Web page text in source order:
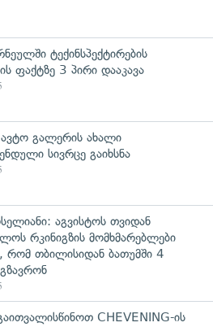
ტექინსპექტირების
ფაქტზე 3 პირი დააკავა
ავტო გალერის ახალი
სივრცე გაიხსნა
აგვისტოს თვიდან
რკინიგზის მომხმარებლები
რომ თბილისიდან ბათუმში 4
CHEVENING-ის